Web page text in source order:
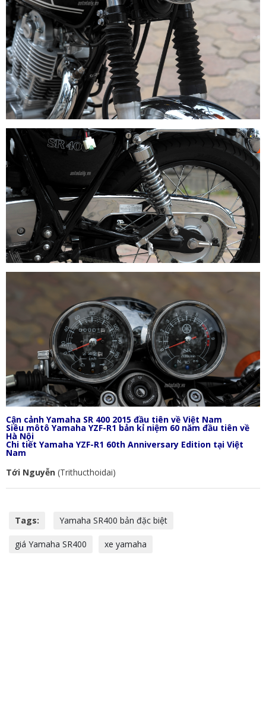
Cận cảnh Yamaha SR 400 2015 đầu tiên về Việt Nam
Siêu môtô Yamaha YZF-R1 bản kỉ niệm 60 năm đầu tiên về
Hà Nội
Chi tiết Yamaha YZF-R1 60th Anniversary Edition tại Việt
Nam
Tới Nguyễn (Trithucthoidai)
Tags: Yamaha SR400 bản đặc biệt
giá Yamaha SR400 xe yamaha